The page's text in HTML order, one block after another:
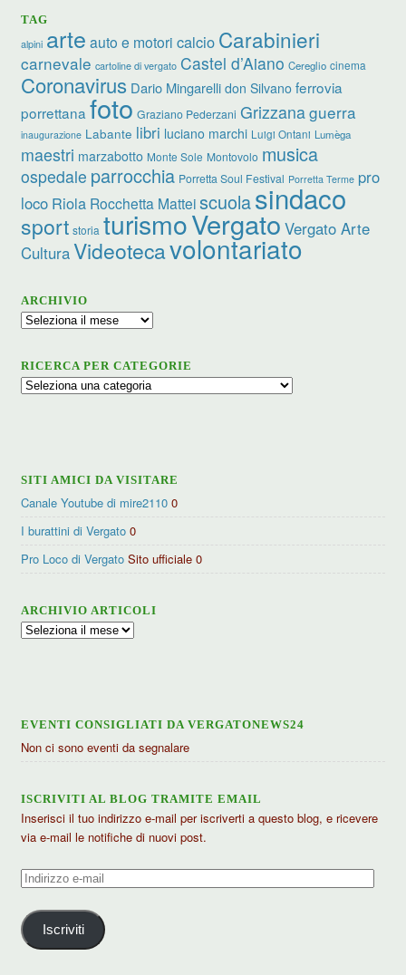
TAG
alpini arte auto e motori calcio Carabinieri
carnevale cartoline di vergato Castel d’Aiano Cereglio cinema
Coronavirus Dario Mingarelli don Silvano ferrovia
porrettanafoto Graziano Pederzani Grizzanaguerra
inaugurazione Labante libri luciano marchi Luigi Ontani Lumèga
maestri marzabotto Monte Sole Montovolo musica
ospedale parrocchia Porretta Soul Festival Porretta Terme pro
loco Riola Rocchetta Matteiscuolasindaco
sport storia turismoVergato Vergato Arte
CulturaVideotecavolontariato
ARCHIVIO
Archivio
RICERCA PER CATEGORIE
Ricerca
SITI AMICI DA VISITARE
Canale Youtube di mire2110 0
I burattini di Vergato 0
Pro Loco di Vergato Sito ufficiale 0
ARCHIVIO ARTICOLI
Archivio
EVENTI CONSIGLIATI DA VERGATONEWS24
Non ci sono eventi da segnalare
ISCRIVITI AL BLOG TRAMITE EMAIL
Inserisci il tuo indirizzo e-mail per iscriverti a questo blog, e ricevere
via e-mail le notifiche di nuovi post.
Indirizzo
mail
Iscriviti